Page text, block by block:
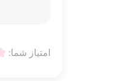
امتیاز شما: